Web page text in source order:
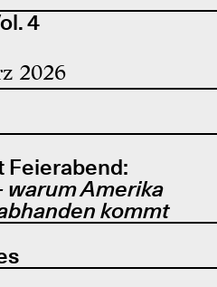
4
2026
Feierabend:
warum Amerika
kommt